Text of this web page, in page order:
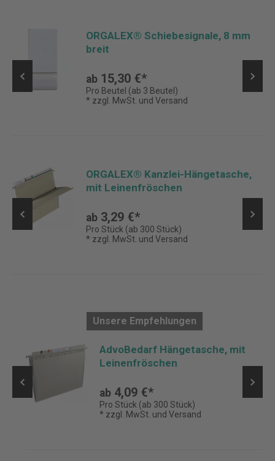
ORGALEX® Schiebesignale, 8 mm
breit
ab 15,30 €*
Pro Beutel (ab 3 Beutel)
* zzgl. MwSt. und Versand
ORGALEX® Kanzlei-Hängetasche,
mit Leinenfröschen
ab 3,29 €*
Pro Stück (ab 300 Stück)
* zzgl. MwSt. und Versand
Unsere Empfehlungen
AdvoBedarf Hängetasche, mit
Leinenfröschen
ab 4,09 €*
Pro Stück (ab 300 Stück)
* zzgl. MwSt. und Versand